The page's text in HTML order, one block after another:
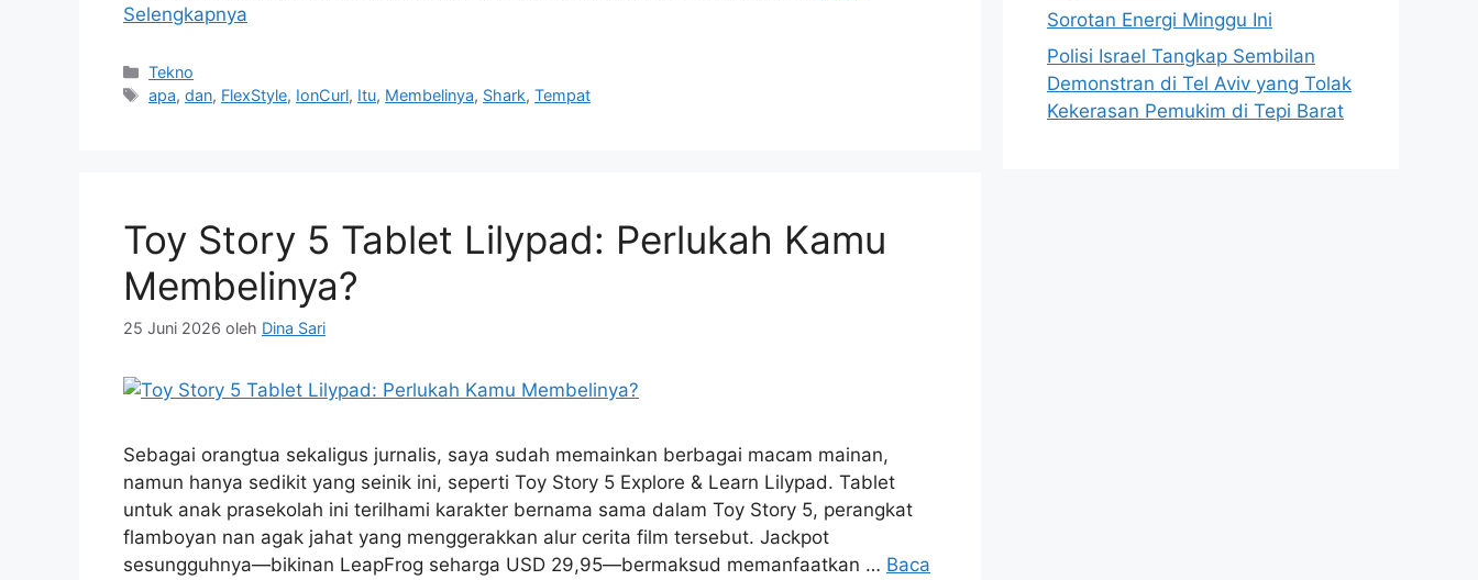
Selengkapnya
Kategori
Tekno
Tag
apa,dan, FlexStyle, IonCurl, Itu, Membelinya, Shark,Tempat
Toy Story 5 Tablet Lilypad: Perlukah Kamu
Membelinya?
25 Juni 2026 oleh Dina Sari
Sebagai orangtua sekaligus jurnalis, saya sudah memainkan berbagai macam mainan,
namun hanya sedikit yang seinik ini, seperti Toy Story 5 Explore & Learn Lilypad. Tablet
untuk anak prasekolah ini terilhami karakter bernama sama dalam Toy Story 5, perangkat
flamboyan nan agak jahat yang menggerakkan alur cerita film tersebut. Jackpot
sesungguhnya—bikinan LeapFrog seharga USD 29,95—bermaksud memanfaatkan … Baca
Sorotan Energi Minggu Ini
Polisi Israel Tangkap Sembilan
Demonstran di Tel Aviv yang Tolak
Kekerasan Pemukim di Tepi Barat